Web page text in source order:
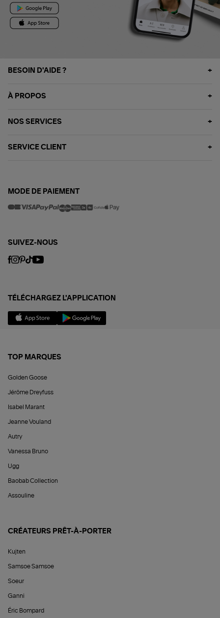
BESOIN D'AIDE ?
À PROPOS
NOS SERVICES
SERVICE CLIENT
MODE DE PAIEMENT
SUIVEZ-NOUS
TÉLÉCHARGEZ L'APPLICATION
TOP MARQUES
Golden Goose
Jérôme Dreyfuss
Isabel Marant
Jeanne Vouland
Autry
Vanessa Bruno
Ugg
Baobab Collection
Assouline
CRÉATEURS PRÊT-À-PORTER
Kujten
Samsoe Samsoe
Soeur
Ganni
Éric Bompard